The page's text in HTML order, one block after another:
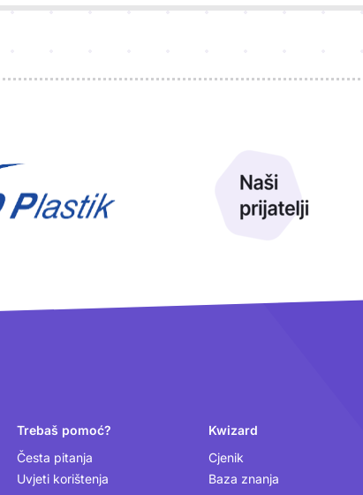
Trebaš pomoć?
Česta pitanja
Uvjeti korištenja
Kwizard
Cjenik
Baza znanja